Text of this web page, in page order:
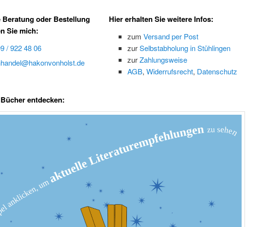
Beratung oder Bestellung
Sie mich:
/ 922 48 06
Hier erhalten Sie weitere Infos:
zum Versand per Post
zurSelbstabholung in Stühlingen
zurZahlungsweise
AGB, Widerrufsrecht, Datenschutz
entdecken: